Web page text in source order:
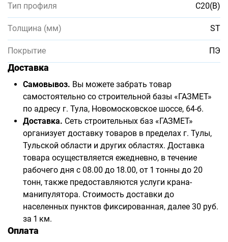
Тип профиля С20(В)
Толщина (мм) ST
Покрытие ПЭ
Доставка
Самовывоз. Вы можете забрать товар
самостоятельно со строительной базы «ГАЗМЕТ»
по адресу г. Тула, Новомосковское шоссе, 64-б.
Доставка. Сеть строительных баз «ГАЗМЕТ»
организует доставку товаров в пределах г. Тулы,
Тульской области и других областях. Доставка
товара осуществляется ежедневно, в течение
рабочего дня с 08.00 до 18.00, от 1 тонны до 20
тонн, также предоставляются услуги крана-
манипулятора. Стоимость доставки до
населенных пунктов фиксированная, далее 30 руб.
за 1 км.
Оплата